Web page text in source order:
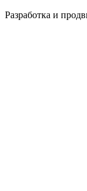
Разработка и